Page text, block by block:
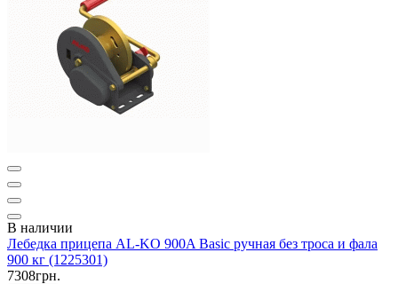
В наличии
Лебедка прицепа AL-KO 900A Basic ручная без троса и фала
900 кг (1225301)
7308грн.